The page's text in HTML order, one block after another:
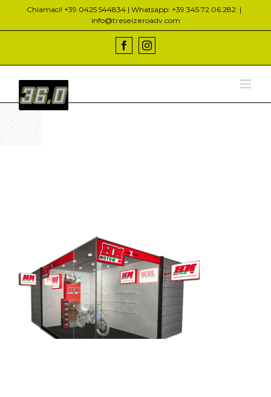
contenuto
Chiamaci! +39 0425 544834 | Whatsapp: +39 345 72.06.282 |
info@treseizeroadv.com
FacebookInstagram